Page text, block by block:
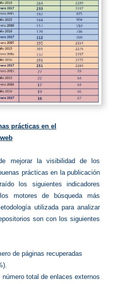
prácticas en el
mejorar la visibilidad de los
prácticas en la publicación
los siguientes indicadores
motores de búsqueda más
utilizada para analizar
son con los siguientes
de páginas recuperadas
número total de enlaces externos